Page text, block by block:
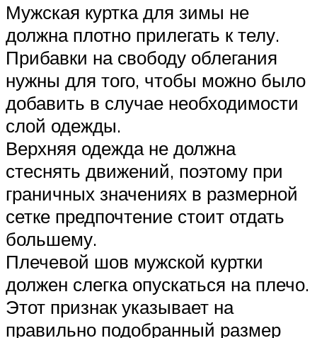
Мужская куртка для зимы не
должна плотно прилегать к телу.
Прибавки на свободу облегания
нужны для того, чтобы можно было
добавить в случае необходимости
слой одежды.
Верхняя одежда не должна
стеснять движений, поэтому при
граничных значениях в размерной
сетке предпочтение стоит отдать
большему.
Плечевой шов мужской куртки
должен слегка опускаться на плечо.
Этот признак указывает на
правильно подобранный размер